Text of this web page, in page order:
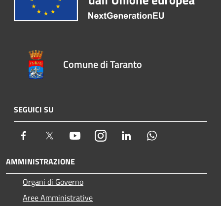
Comune di Taranto
SEGUICI SU
Facebook Twitter YoutubeInstagram LinkedIn
AMMINISTRAZIONE
Organi di Governo
Aree Amministrative